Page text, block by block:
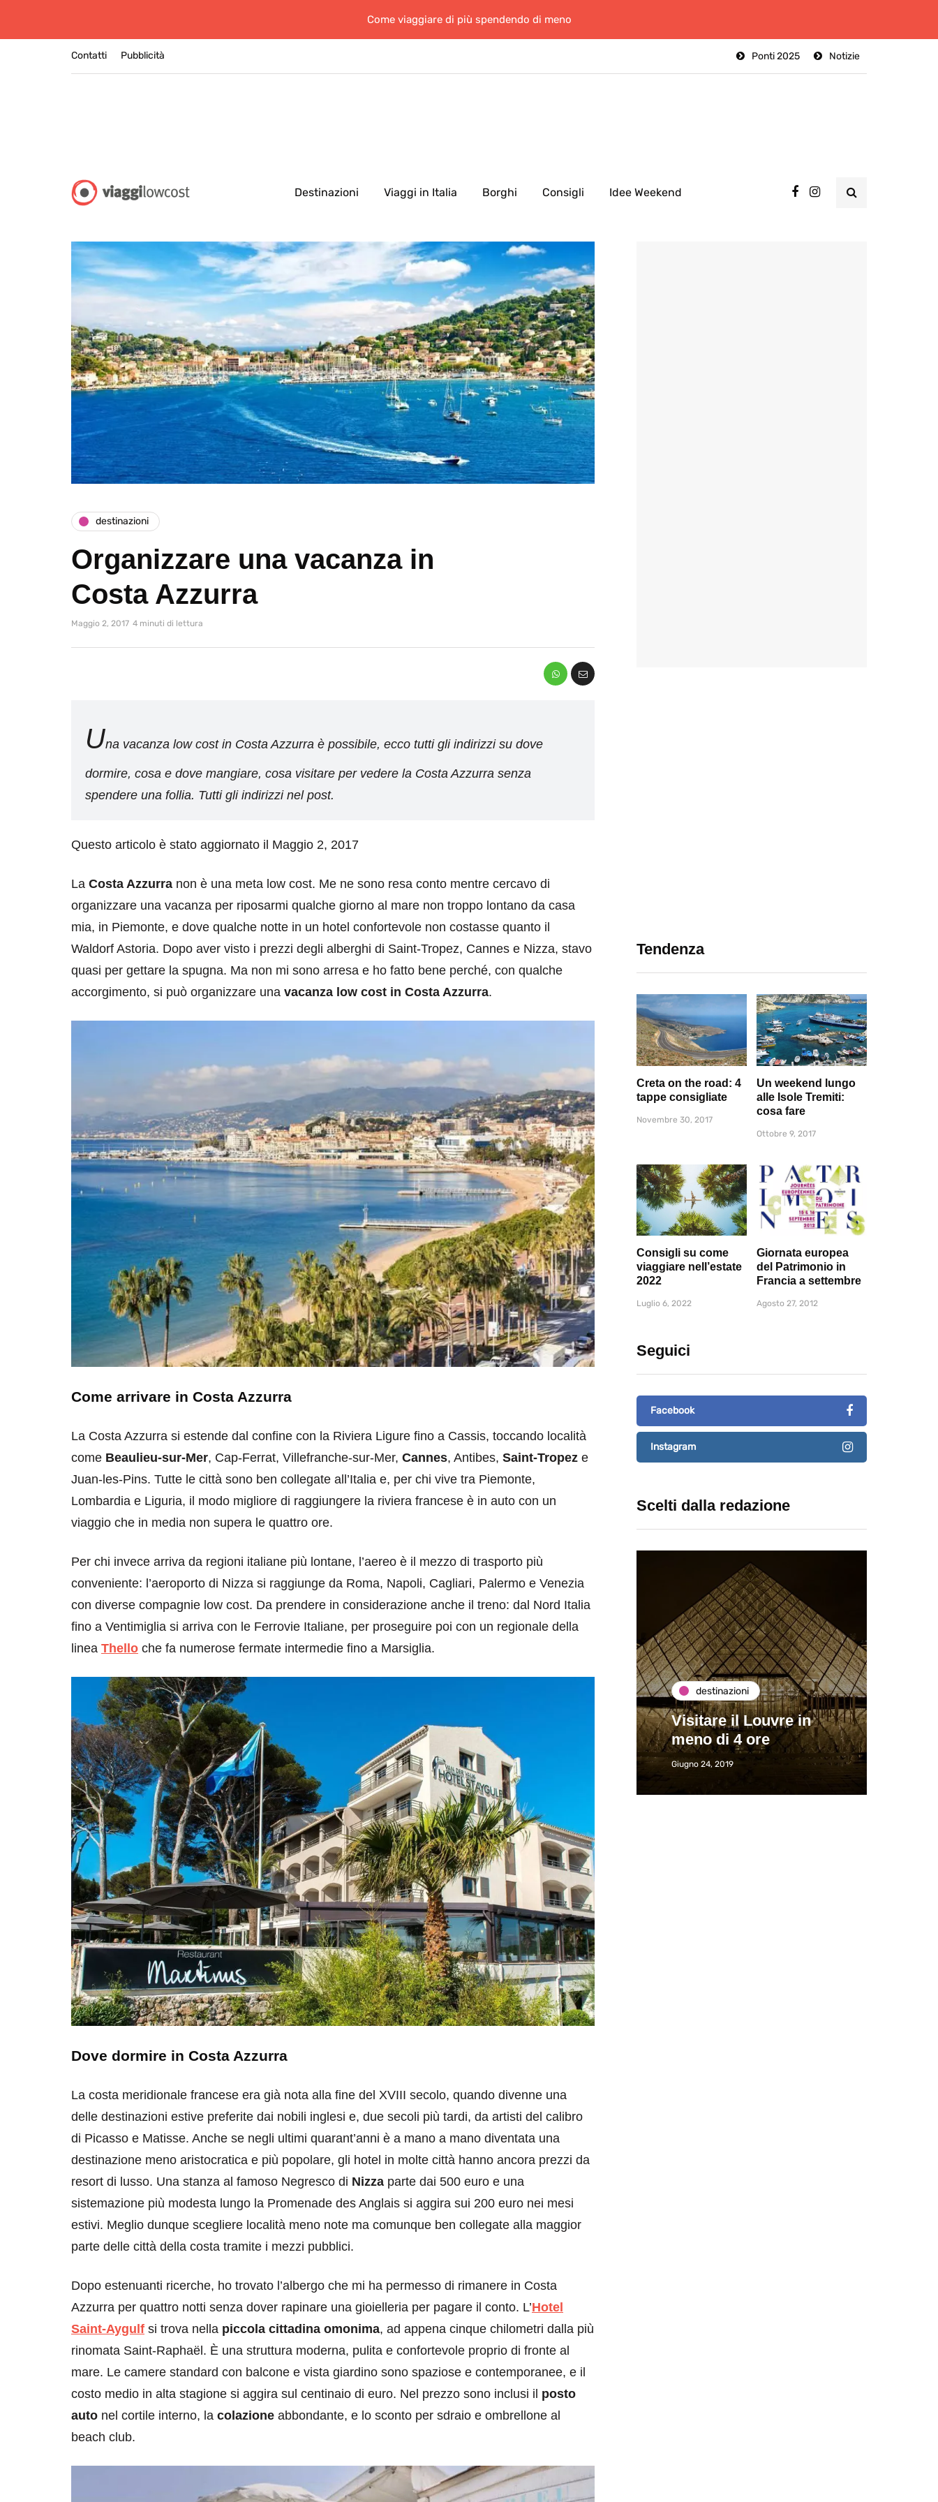
Come viaggiare di più spendendo di meno
Contatti Notizie
Ponti 2025
Pubblicità
Destinazioni Viaggi in Italia Borghi Consigli Idee Weekend
destinazioni
Organizzare una vacanza in
Costa Azzurra
Maggio 2, 2017 4 minuti di lettura
Una vacanza low cost in Costa Azzurra è possibile, ecco tutti gli indirizzi su dove
dormire, cosa e dove mangiare, cosa visitare per vedere la Costa Azzurra senza
spendere una follia. Tutti gli indirizzi nel post.
Questo articolo è stato aggiornato il Maggio 2, 2017
La Costa Azzurra non è una meta low cost. Me ne sono resa conto mentre cercavo di
organizzare una vacanza per riposarmi qualche giorno al mare non troppo lontano da casa
mia, in Piemonte, e dove qualche notte in un hotel confortevole non costasse quanto il
Waldorf Astoria. Dopo aver visto i prezzi degli alberghi di Saint-Tropez, Cannes e Nizza, stavo
quasi per gettare la spugna. Ma non mi sono arresa e ho fatto bene perché, con qualche
accorgimento, si può organizzare una vacanza low cost in Costa Azzurra.
Come arrivare in Costa Azzurra
La Costa Azzurra si estende dal confine con la Riviera Ligure fino a Cassis, toccando località
come Beaulieu-sur-Mer, Cap-Ferrat, Villefranche-sur-Mer, Cannes, Antibes, Saint-Tropez e
Juan-les-Pins. Tutte le città sono ben collegate all’Italia e, per chi vive tra Piemonte,
Lombardia e Liguria, il modo migliore di raggiungere la riviera francese è in auto con un
viaggio che in media non supera le quattro ore.
Per chi invece arriva da regioni italiane più lontane, l’aereo è il mezzo di trasporto più
conveniente: l’aeroporto di Nizza si raggiunge da Roma, Napoli, Cagliari, Palermo e Venezia
con diverse compagnie low cost. Da prendere in considerazione anche il treno: dal Nord Italia
fino a Ventimiglia si arriva con le Ferrovie Italiane, per proseguire poi con un regionale della
linea Thello che fa numerose fermate intermedie fino a Marsiglia.
Dove dormire in Costa Azzurra
La costa meridionale francese era già nota alla fine del XVIII secolo, quando divenne una
delle destinazioni estive preferite dai nobili inglesi e, due secoli più tardi, da artisti del calibro
di Picasso e Matisse. Anche se negli ultimi quarant’anni è a mano a mano diventata una
destinazione meno aristocratica e più popolare, gli hotel in molte città hanno ancora prezzi da
resort di lusso. Una stanza al famoso Negresco di Nizza parte dai 500 euro e una
sistemazione più modesta lungo la Promenade des Anglais si aggira sui 200 euro nei mesi
estivi. Meglio dunque scegliere località meno note ma comunque ben collegate alla maggior
parte delle città della costa tramite i mezzi pubblici.
Dopo estenuanti ricerche, ho trovato l’albergo che mi ha permesso di rimanere in Costa
Azzurra per quattro notti senza dover rapinare una gioielleria per pagare il conto. L’Hotel
Saint-Aygulf si trova nella piccola cittadina omonima, ad appena cinque chilometri dalla più
rinomata Saint-Raphaël. È una struttura moderna, pulita e confortevole proprio di fronte al
mare. Le camere standard con balcone e vista giardino sono spaziose e contemporanee, e il
costo medio in alta stagione si aggira sul centinaio di euro. Nel prezzo sono inclusi il posto
auto nel cortile interno, la colazione abbondante, e lo sconto per sdraio e ombrellone al
beach club.
Tendenza
Creta on the road: 4
tappe consigliate
Novembre 30, 2017
Un weekend lungo
alle Isole Tremiti:
cosa fare
Ottobre 9, 2017
Consigli su come
viaggiare nell’estate
2022
Luglio 6, 2022
Giornata europea
del Patrimonio in
Francia a settembre
Agosto 27, 2012
Seguici
Facebook
Instagram
Scelti dalla redazione
il Louvre in
di 4 ore
destinazioni
Paros e la Grecia di
Immaturi il Viaggio
Giugno 26, 2013
Eventi di aprile 2026 a
Rimini e dintorni
Marzo 31, 2026
destinazioni
Visitare il Louvre in
meno di 4 ore
Giugno 24, 2019